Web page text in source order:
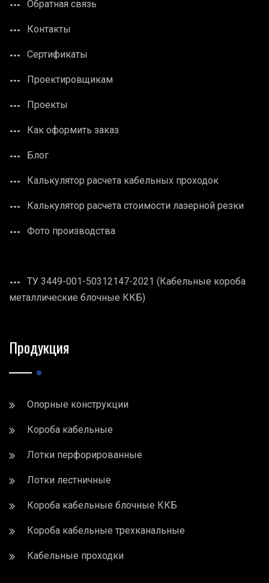
Обратная связь
Контакты
Сертификаты
Проектировщикам
Проекты
Как оформить заказ
Блог
Калькулятор расчета кабельных проходок
Калькулятор расчета стоимости лазерной резки
Фото производства
ТУ 3449-001-50312147-2021 (Кабельные короба
металлические блочные ККБ)
Продукция
Опорные конструкции
Короба кабельные
Лотки перфорированные
Лотки лестничные
Короба кабельные блочные ККБ
Короба кабельные трехканальные
Кабельные проходки